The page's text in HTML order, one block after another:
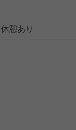
憩あり